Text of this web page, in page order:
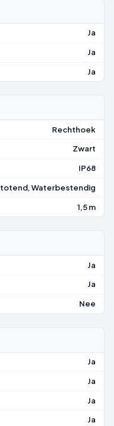
Ja
Ja
Ja
Rechthoek
Zwart
IP68
Waterbestendig
1,5 m
Ja
Ja
Nee
Ja
Ja
Ja
Ja